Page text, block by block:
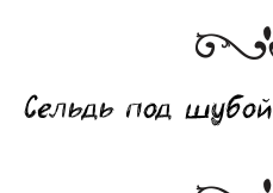
Оптовикам
Сельдь под шубой